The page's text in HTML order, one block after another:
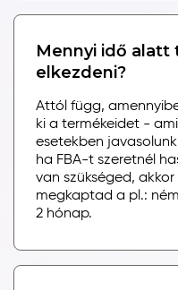
Mennyi idő alatt
elkezdeni?
Attól függ,
ki a termékeidet -
esetekben
ha FBA-t szeretnél
van szükséged,
megkaptad a pl.:
2 hónap.